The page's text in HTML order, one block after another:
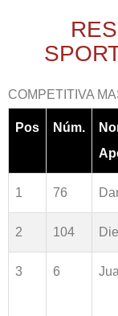
COMPETITIVA
Pos Núm.
1 76
2 104
3 6